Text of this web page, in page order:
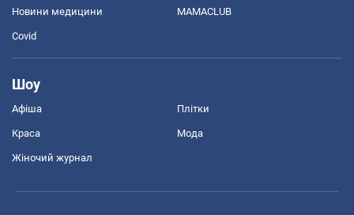
Новини медицини MAMACLUB
Covid
Шоу
Афіша Плітки
Краса Мода
Жіночий журнал